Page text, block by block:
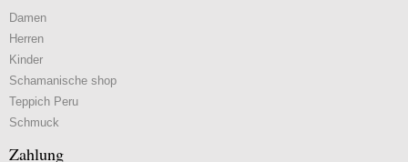
Damen
Herren
Kinder
Schamanische shop
Teppich Peru
Schmuck
Zahlung